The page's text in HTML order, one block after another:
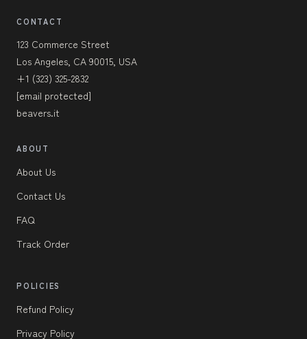
CONTACT
123 Commerce Street
Los Angeles, CA 90015, USA
+1 (323) 325-2832
[email protected]
beavers.it
ABOUT
About Us
Contact Us
FAQ
Track Order
POLICIES
Refund Policy
Privacy Policy